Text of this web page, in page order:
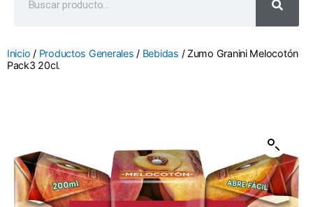
Inicio / Productos Generales / Bebidas / Zumo Granini Melocotón
Pack3 20cl.